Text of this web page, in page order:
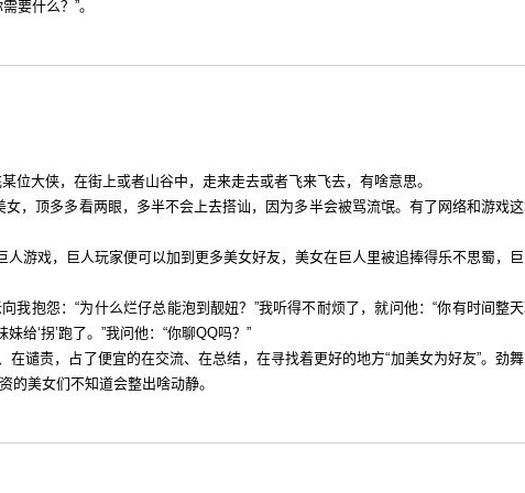
要什么？”。
大侠，在街上或者山谷中，走来走去或者飞来飞去，有啥意思。
顶多多看两眼，多半不会上去搭讪，因为多半会被骂流氓。有了网络和游戏
戏，巨人玩家便可以加到更多美女好友，美女在巨人里被追捧得乐不思蜀，巨
怨：“为什么烂仔总能泡到靓妞？”我听得不耐烦了，就问他：“你有时间整天
给‘拐’跑了。”我问他：“你聊QQ吗？”
责，占了便宜的在交流、在总结，在寻找着更好的地方“加美女为好友”。劲舞
的美女们不知道会整出啥动静。